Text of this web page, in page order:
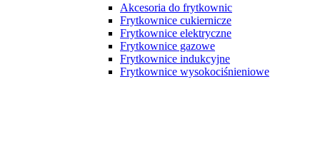
Akcesoria do frytkownic
Frytkownice cukiernicze
Frytkownice elektryczne
Frytkownice gazowe
Frytkownice indukcyjne
Frytkownice wysokociśnieniowe